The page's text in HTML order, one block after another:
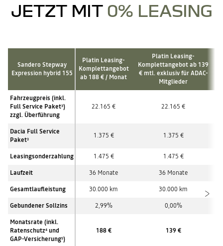
JETZT MIT 0% LEASING
Sandero Stepway
Expression hybrid 155
Platin Leasing-
Komplettangebot
ab 188 € / Monat
Platin Leasing-
Komplettangebot ab 139
€ mtl. exklusiv für ADAC-
Mitglieder
Fahrzeugpreis (inkl.
Full Service Paket3)
zzgl. Überführung
22.165 € 22.165 €
Dacia Full Service
Paket3 1.375 € 1.375 €
Leasingsonderzahlung 1.475 € 1.475 €
Laufzeit 36 Monate 36 Monate
Gesamtlaufleistung 30.000 km 30.000 km
Gebundener Sollzins 2,99% 0,00%
Monatsrate (inkl.
Ratenschutz4 und
GAP-Versicherung5)
188 € 139 €